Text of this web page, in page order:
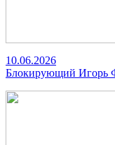
10.06.2026
Блокирующий Игорь